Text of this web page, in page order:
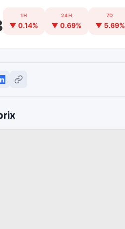
1H
▼ 0.14%
24H
▼ 0.69%
7D
▼ 5.69%